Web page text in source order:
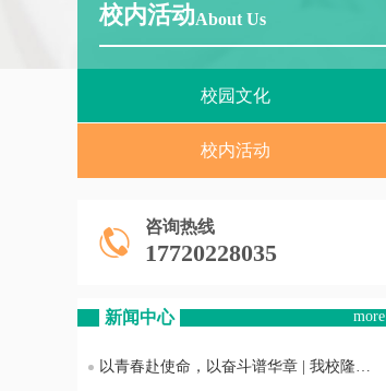
校内活动About Us
校园文化
校内活动
咨询热线
17720228035
新闻中心 more
以青春赴使命，以奋斗谱华章 | 我校隆重举行2026年新发展团员入团仪式暨五四表彰大会